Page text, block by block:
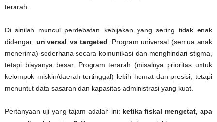
terarah.
Di sinilah muncul perdebatan kebijakan yang sering tidak enak
didengar:universal vs targeted. Program universal (semua anak
menerima) sederhana secara komunikasi dan menghindari stigma,
tetapi biayanya besar. Program terarah (misalnya prioritas untuk
kelompok miskin/daerah tertinggal) lebih hemat dan presisi, tetapi
menuntut data sasaran dan kapasitas administrasi yang kuat.
Pertanyaan uji yang tajam adalah ini: ketika fiskal mengetat, apa